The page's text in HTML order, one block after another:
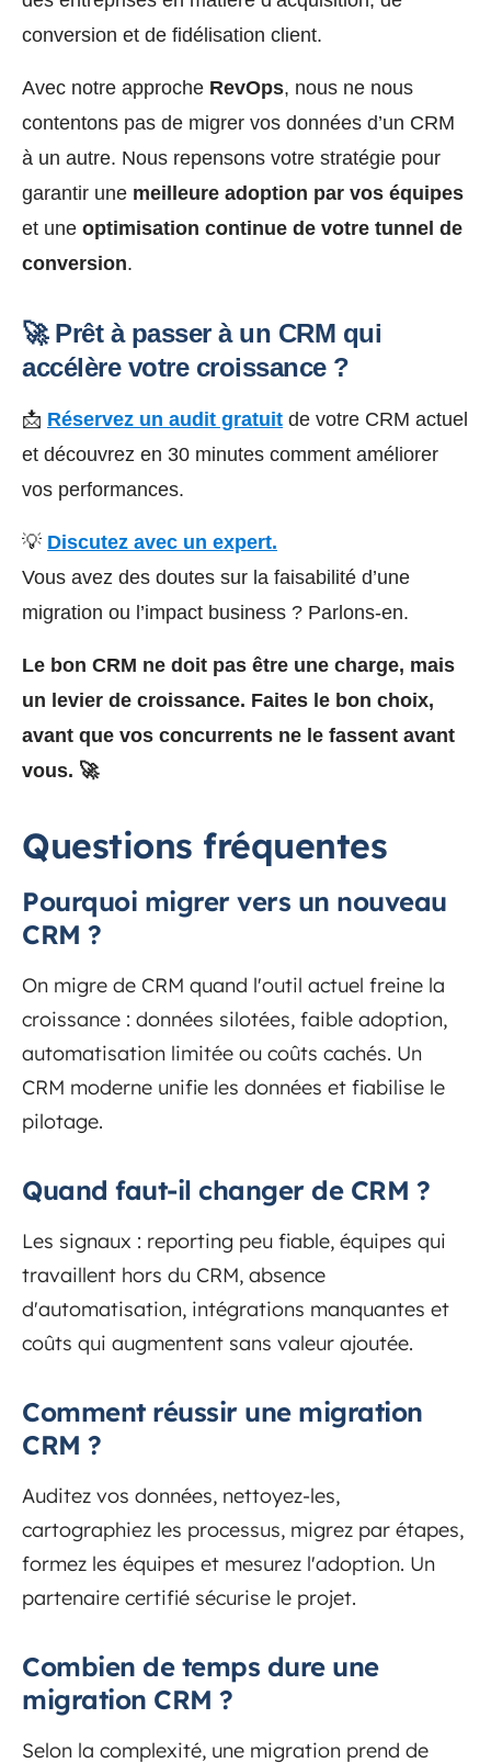
conversion et de fidélisation client.
Avec notre approche RevOps, nous ne nous
contentons pas de migrer vos données d’un CRM
à un autre. Nous repensons votre stratégie pour
garantir une meilleure adoption par vos équipes
et une optimisation continue de votre tunnel de
conversion.
🚀 Prêt à passer à un CRM qui
accélère votre croissance ?
📩 Réservez un audit gratuit de votre CRM actuel
et découvrez en 30 minutes comment améliorer
vos performances.
💡 Discutez avec un expert.
Vous avez des doutes sur la faisabilité d’une
migration ou l’impact business ? Parlons-en.
Le bon CRM ne doit pas être une charge, mais
un levier de croissance. Faites le bon choix,
avant que vos concurrents ne le fassent avant
vous. 🚀
Questions fréquentes
Pourquoi migrer vers un nouveau
CRM ?
On migre de CRM quand l'outil actuel freine la
croissance : données silotées, faible adoption,
automatisation limitée ou coûts cachés. Un
CRM moderne unifie les données et fiabilise le
pilotage.
Quand faut-il changer de CRM ?
Les signaux : reporting peu fiable, équipes qui
travaillent hors du CRM, absence
d'automatisation, intégrations manquantes et
coûts qui augmentent sans valeur ajoutée.
Comment réussir une migration
CRM ?
Auditez vos données, nettoyez-les,
cartographiez les processus, migrez par étapes,
formez les équipes et mesurez l'adoption. Un
partenaire certifié sécurise le projet.
Combien de temps dure une
migration CRM ?
Selon la complexité, une migration prend de